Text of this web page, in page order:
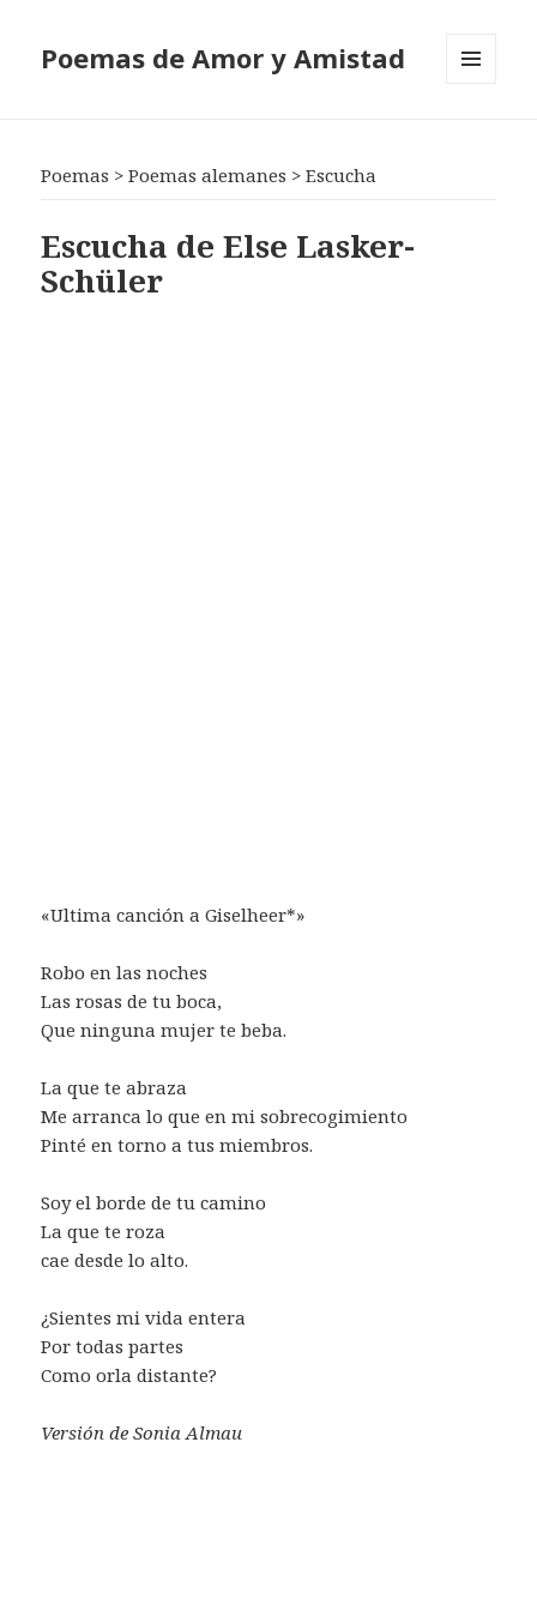
Poemas de Amor y Amistad
Poemas >Poemas alemanes >Escucha
Escucha de Else Lasker-
Schüler
«Ultima canción a Giselheer*»
Robo en las noches
Las rosas de tu boca,
Que ninguna mujer te beba.
La que te abraza
Me arranca lo que en mi sobrecogimiento
Pinté en torno a tus miembros.
Soy el borde de tu camino
La que te roza
cae desde lo alto.
¿Sientes mi vida entera
Por todas partes
Como orla distante?
Versión de Sonia Almau